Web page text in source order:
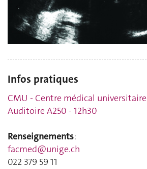
Infos pratiques
CMU - Centre médical universitaire
Auditoire A250 - 12h30
Renseignements:
facmed@unige.ch
022 379 59 11